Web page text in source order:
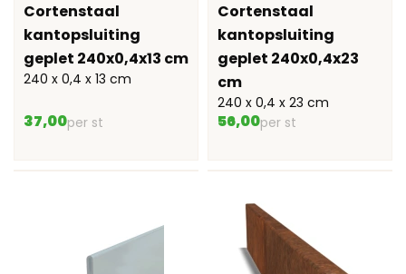
Cortenstaal
kantopsluiting
geplet 240x0,4x13 cm
240 x 0,4 x 13 cm
37,00per st
Cortenstaal
kantopsluiting
geplet 240x0,4x23
cm
240 x 0,4 x 23 cm
56,00per st